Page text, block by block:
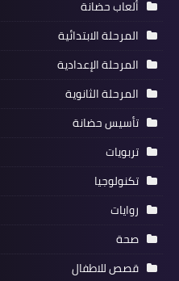
ألعاب حضانة
المرحلة الابتدائية
المرحلة الإعدادية
المرحلة الثانوية
تأسيس حضانة
تربويات
تكنولوجيا
روايات
صحة
قصص للاطفال